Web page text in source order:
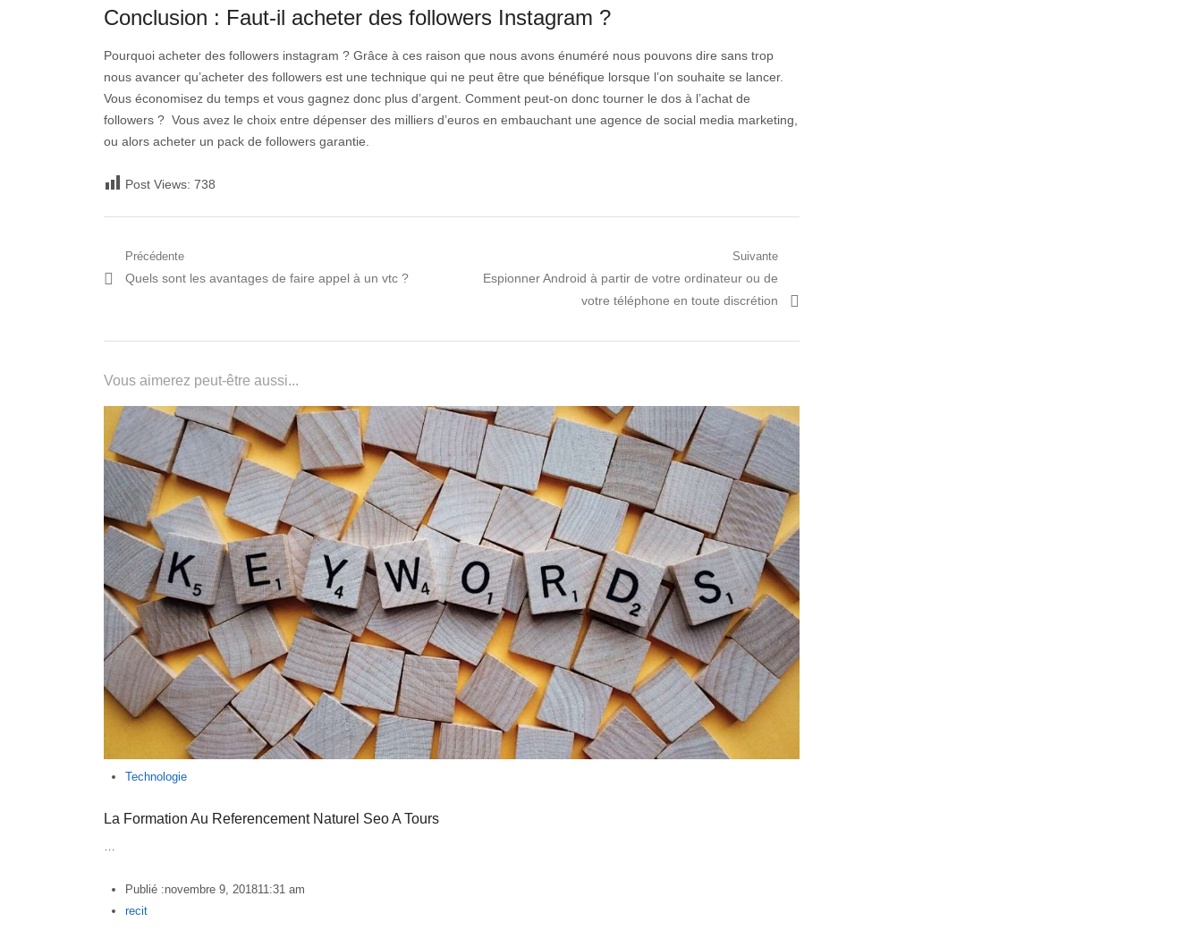
Conclusion : Faut-il acheter des followers Instagram ?
Pourquoi acheter des followers instagram ? Grâce à ces raison que nous avons énuméré nous pouvons dire sans trop
nous avancer qu’acheter des followers est une technique qui ne peut être que bénéfique lorsque l’on souhaite se lancer.
Vous économisez du temps et vous gagnez donc plus d’argent. Comment peut-on donc tourner le dos à l’achat de
followers ? Vous avez le choix entre dépenser des milliers d’euros en embauchant une agence de social media marketing,
ou alors acheter un pack de followers garantie.
Post Views: 738
Navigation
de
Précédente
Post
Quels sont les avantages de faire appel à un vtc ?
Suivante
Prochain
Espionner Android à partir de votre ordinateur ou de
votre téléphone en toute discrétion
Vous aimerez peut-être aussi...
Technologie
La Formation Au Referencement Naturel Seo A Tours
Publié :novembre 9, 201811:31 am
Author
recit